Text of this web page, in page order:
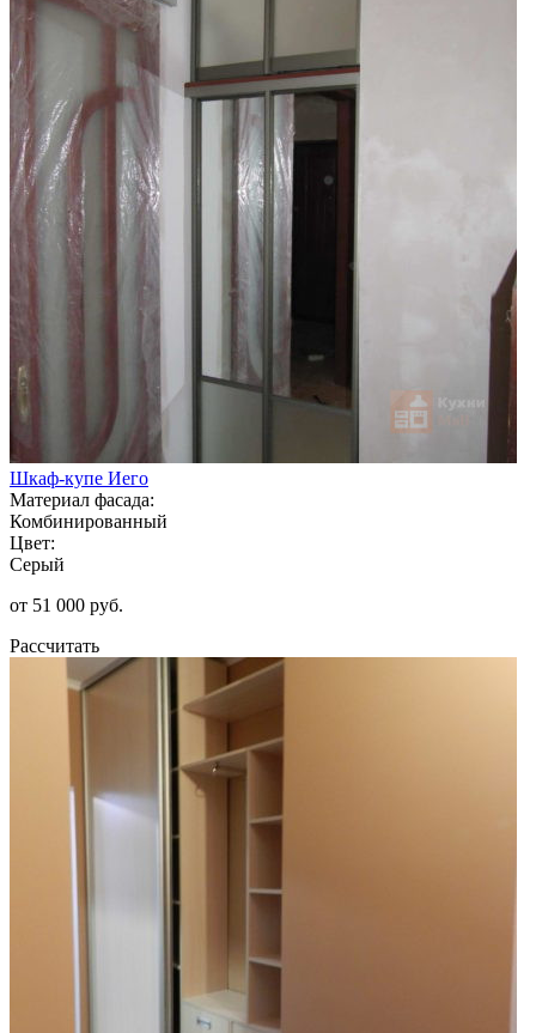
Шкаф-купе Иего
Материал фасада:
Комбинированный
Цвет:
Серый
от 51 000 руб.
Рассчитать